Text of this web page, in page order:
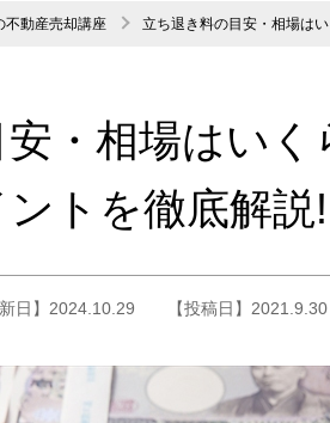
不動産売却講座 立ち退き料の目安・相場は
・相場はいく
トを徹底解説!
新日】2024.10.29 【投稿日】2021.9.30